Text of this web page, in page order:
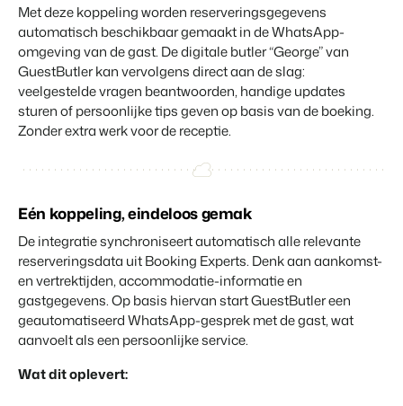
BEX CMS
Verhuurwebsite
Breng je merk tot leven met onze websitebouwer.
Genereer leads voor jouw verkoopobjecten.
BEX Linguist
Begroet gasten in hun eigen taal.
Marketing
Online Marketing
De krachtige combinatie van branding en performance marketing
Recreatief Vastgoedmarketing
Kleinschalige recreatiebedrijven
Vakantieboerderijen, appartementen en boetiekhotels
Dankzij Booking Experts
kunnen we ons volledig
focussen op gastvrijheid!
welcome.in
Developers
Ontwikkel jouw oplossing met onze open API.
Overstappen naar BEX
Klaar om te groeien?
Partners
Samen van start. Vandaag nog.
Events
Van thema trainingen tot kennisevents.
Trust Center
Vertrouwen bij Booking Experts
Contact sales Demo aanvragen
Met deze koppeling worden reserveringsgegevens
automatisch beschikbaar gemaakt in de WhatsApp-
omgeving van de gast. De digitale butler “George” van
GuestButler kan vervolgens direct aan de slag:
veelgestelde vragen beantwoorden, handige updates
sturen of persoonlijke tips geven op basis van de boeking.
Zonder extra werk voor de receptie.
Eén koppeling, eindeloos gemak
De integratie synchroniseert automatisch alle relevante
reserveringsdata uit Booking Experts. Denk aan aankomst-
en vertrektijden, accommodatie-informatie en
gastgegevens. Op basis hiervan start GuestButler een
geautomatiseerd WhatsApp-gesprek met de gast, wat
aanvoelt als een persoonlijke service.
Wat dit oplevert: